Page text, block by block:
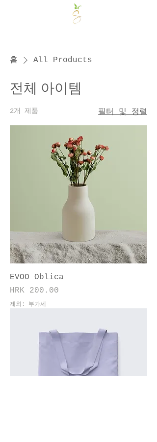
홈 All Products
전체 아이템
2개 제품 필터 및 정렬
EVOO Oblica
가격
HRK 200.00
제외: 부가세